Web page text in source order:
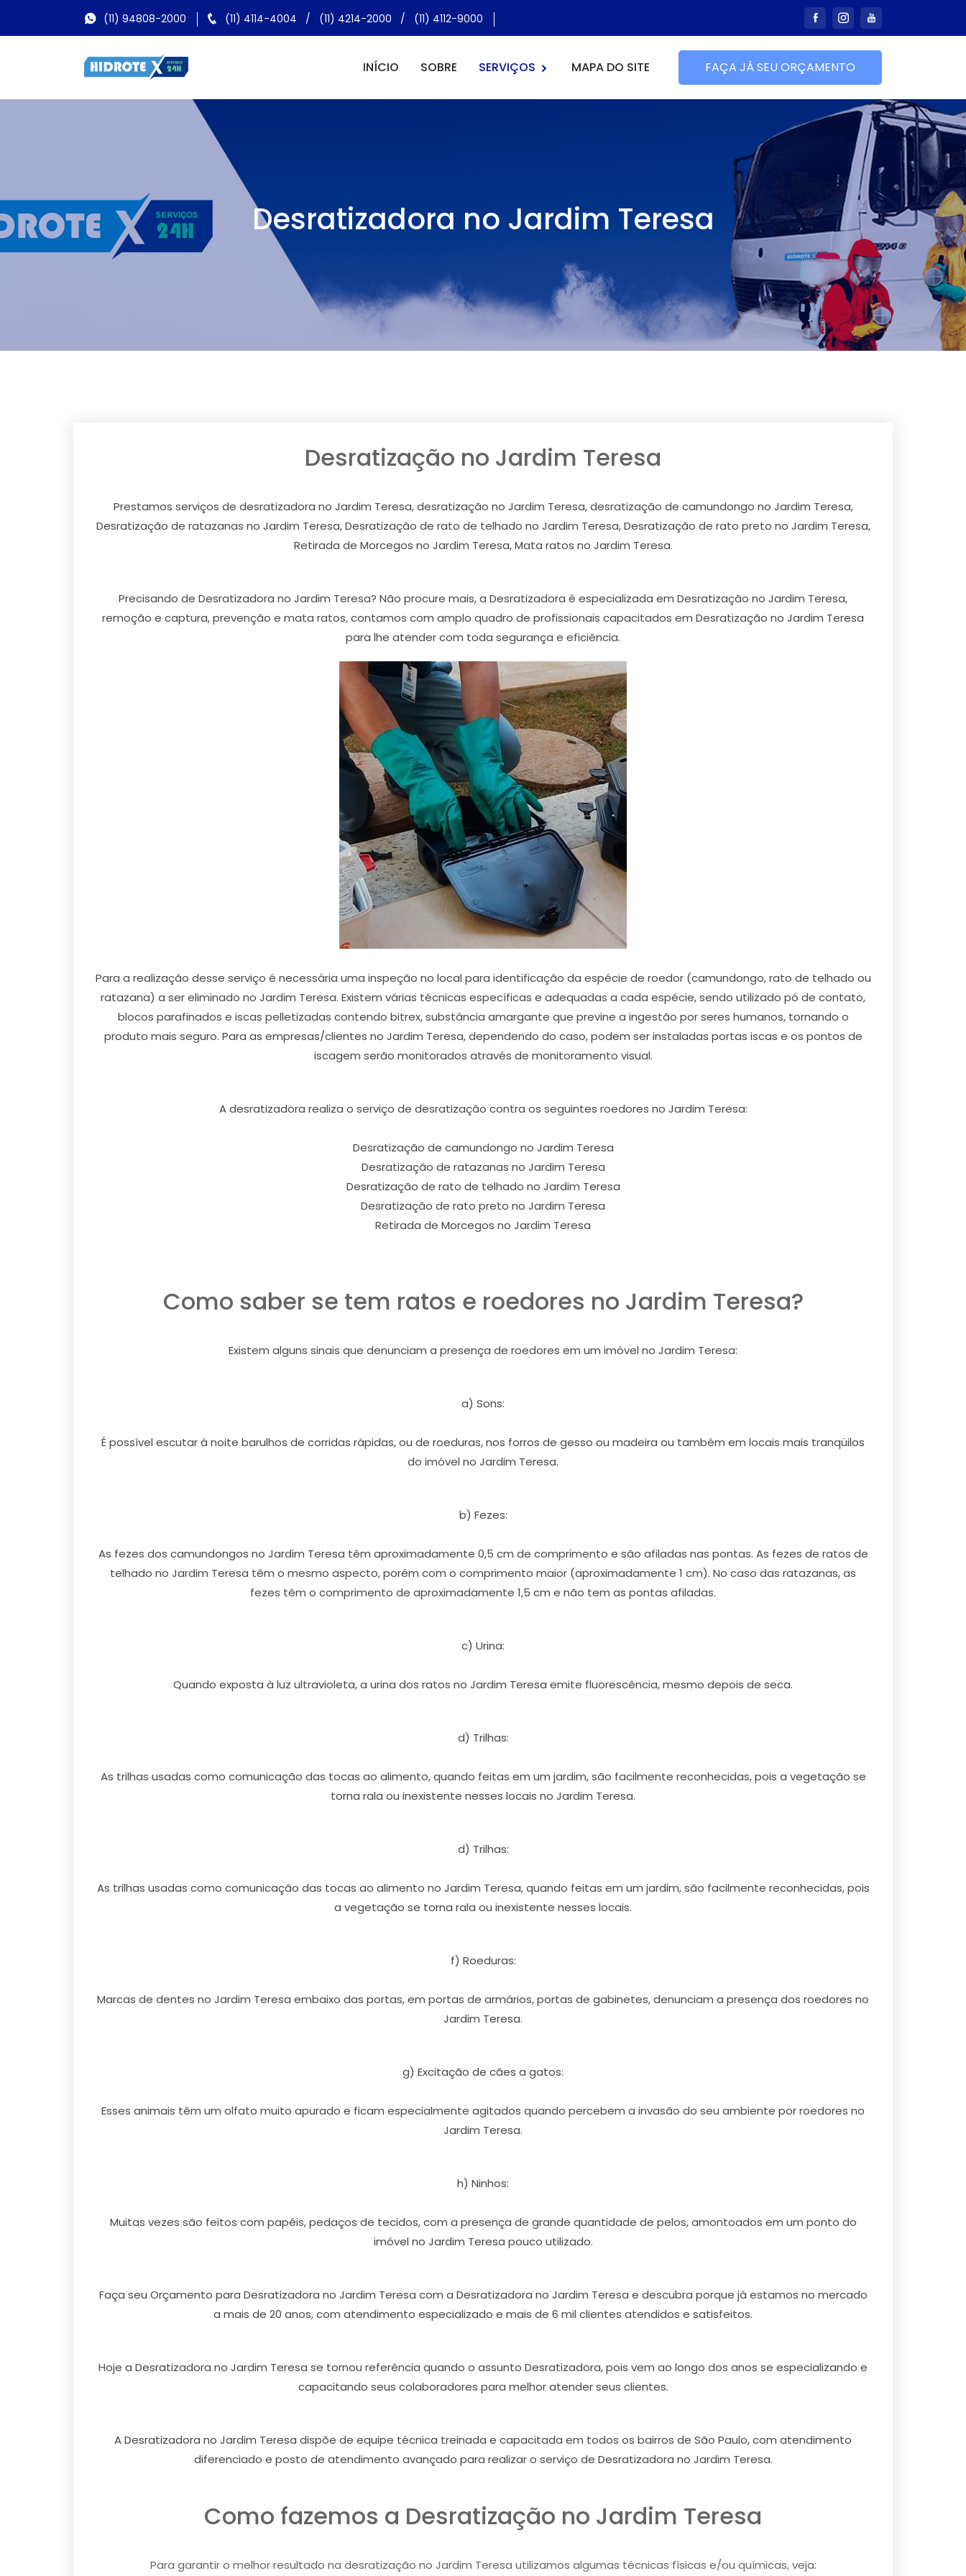
(11) 94808-2000 (11) 4114-4004 / (11) 4214-2000 / (11) 4112-9000
INÍCIO SOBRE SERVIÇOS MAPA DO SITE FAÇA JÁ SEU ORÇAMENTO
Desratizadora no Jardim Teresa
Desratização no Jardim Teresa
Prestamos serviços de desratizadora no Jardim Teresa, desratização no Jardim Teresa, desratização de camundongo no Jardim Teresa,
Desratização de ratazanas no Jardim Teresa, Desratização de rato de telhado no Jardim Teresa, Desratização de rato preto no Jardim Teresa,
Retirada de Morcegos no Jardim Teresa, Mata ratos no Jardim Teresa.
Precisando de Desratizadora no Jardim Teresa? Não procure mais, a Desratizadora é especializada em Desratização no Jardim Teresa,
remoção e captura, prevenção e mata ratos, contamos com amplo quadro de profissionais capacitados em Desratização no Jardim Teresa
para lhe atender com toda segurança e eficiência.
Para a realização desse serviço é necessária uma inspeção no local para identificação da espécie de roedor (camundongo, rato de telhado ou
ratazana) a ser eliminado no Jardim Teresa. Existem várias técnicas específicas e adequadas a cada espécie, sendo utilizado pó de contato,
blocos parafinados e iscas pelletizadas contendo bitrex, substância amargante que previne a ingestão por seres humanos, tornando o
produto mais seguro. Para as empresas/clientes no Jardim Teresa, dependendo do caso, podem ser instaladas portas iscas e os pontos de
iscagem serão monitorados através de monitoramento visual.
A desratizadora realiza o serviço de desratização contra os seguintes roedores no Jardim Teresa:
Desratização de camundongo no Jardim Teresa
Desratização de ratazanas no Jardim Teresa
Desratização de rato de telhado no Jardim Teresa
Desratização de rato preto no Jardim Teresa
Retirada de Morcegos no Jardim Teresa
Como saber se tem ratos e roedores no Jardim Teresa?
Existem alguns sinais que denunciam a presença de roedores em um imóvel no Jardim Teresa:
a) Sons:
É possível escutar à noite barulhos de corridas rápidas, ou de roeduras, nos forros de gesso ou madeira ou também em locais mais tranqüilos
do imóvel no Jardim Teresa.
b) Fezes:
As fezes dos camundongos no Jardim Teresa têm aproximadamente 0,5 cm de comprimento e são afiladas nas pontas. As fezes de ratos de
telhado no Jardim Teresa têm o mesmo aspecto, porém com o comprimento maior (aproximadamente 1 cm). No caso das ratazanas, as
fezes têm o comprimento de aproximadamente 1,5 cm e não tem as pontas afiladas.
c) Urina:
Quando exposta à luz ultravioleta, a urina dos ratos no Jardim Teresa emite fluorescência, mesmo depois de seca.
d) Trilhas:
As trilhas usadas como comunicação das tocas ao alimento, quando feitas em um jardim, são facilmente reconhecidas, pois a vegetação se
torna rala ou inexistente nesses locais no Jardim Teresa.
d) Trilhas:
As trilhas usadas como comunicação das tocas ao alimento no Jardim Teresa, quando feitas em um jardim, são facilmente reconhecidas, pois
a vegetação se torna rala ou inexistente nesses locais.
f) Roeduras:
Marcas de dentes no Jardim Teresa embaixo das portas, em portas de armários, portas de gabinetes, denunciam a presença dos roedores no
Jardim Teresa.
g) Excitação de cães a gatos:
Esses animais têm um olfato muito apurado e ficam especialmente agitados quando percebem a invasão do seu ambiente por roedores no
Jardim Teresa.
h) Ninhos:
Muitas vezes são feitos com papéis, pedaços de tecidos, com a presença de grande quantidade de pelos, amontoados em um ponto do
imóvel no Jardim Teresa pouco utilizado.
Faça seu Orçamento para Desratizadora no Jardim Teresa com a Desratizadora no Jardim Teresa e descubra porque já estamos no mercado
a mais de 20 anos, com atendimento especializado e mais de 6 mil clientes atendidos e satisfeitos.
Hoje a Desratizadora no Jardim Teresa se tornou referência quando o assunto Desratizadora, pois vem ao longo dos anos se especializando e
capacitando seus colaboradores para melhor atender seus clientes.
A Desratizadora no Jardim Teresa dispõe de equipe técnica treinada e capacitada em todos os bairros de São Paulo, com atendimento
diferenciado e posto de atendimento avançado para realizar o serviço de Desratizadora no Jardim Teresa.
Como fazemos a Desratização no Jardim Teresa
Para garantir o melhor resultado na desratização no Jardim Teresa utilizamos algumas técnicas físicas e/ou químicas, veja: